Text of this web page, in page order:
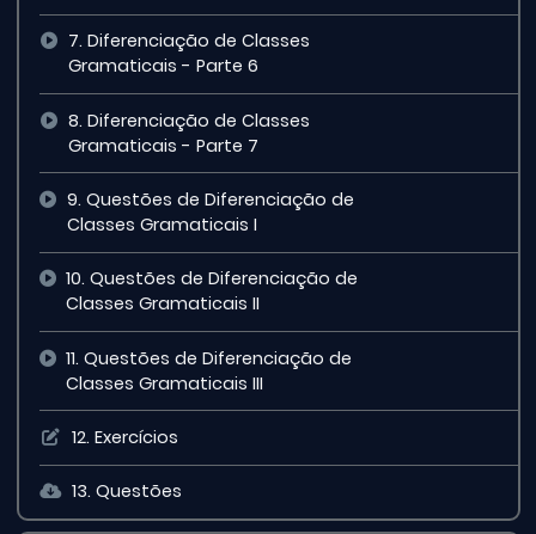
7. Diferenciação de Classes
Gramaticais - Parte 6
8. Diferenciação de Classes
Gramaticais - Parte 7
9. Questões de Diferenciação de
Classes Gramaticais I
10. Questões de Diferenciação de
Classes Gramaticais II
11. Questões de Diferenciação de
Classes Gramaticais III
12. Exercícios
13. Questões